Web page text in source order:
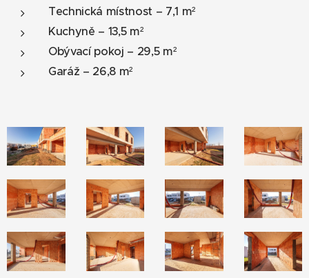
Technická místnost – 7,1 m²
Kuchyně – 13,5 m²
Obývací pokoj – 29,5 m²
Garáž – 26,8 m²